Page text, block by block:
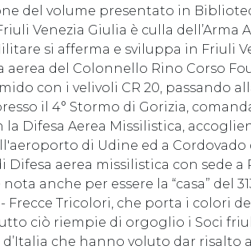
del volume presentato in
Venezia Giulia è culla dell’Arma
si afferma e sviluppa in Friuli
aerea del Colonnello Rino Corso
con i velivoli CR 20, passando
il 4° Stormo di Gorizia,
la Difesa Aerea Missilistica,
di Udine ed a
aerea missilistica con sede a
anche per essere la “casa” del
Tricolori, che porta i colori
ciò riempie di orgoglio i Soci
che hanno voluto dar risalto